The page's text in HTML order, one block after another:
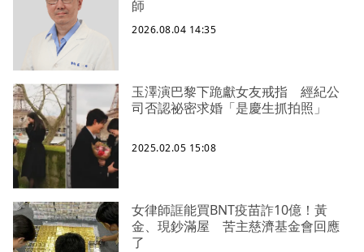
師
2026.08.04 14:35
玉澤演巴黎下跪獻女友戒指 經紀公
司否認祕密求婚「是慶生抓拍照」
2025.02.05 15:08
女律師誆能買BNT疫苗詐10億！黃
金、現鈔滿屋 苦主慈濟基金會回應
了